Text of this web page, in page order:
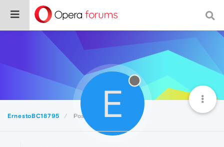
ErnestoBC18795 Posts E